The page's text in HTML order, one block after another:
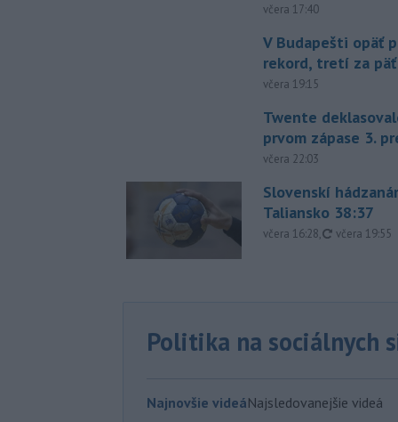
včera 17:40
V Budapešti opäť
rekord, tretí za
včera 19:15
Twente
prvom zápase 3.
včera 22:03
Slovenskí
Taliansko 38:37
včera 16:28, aktualizované
včera 19:55
Politika na sociálnych
Najnovšie videáNajsledovanejšie videá